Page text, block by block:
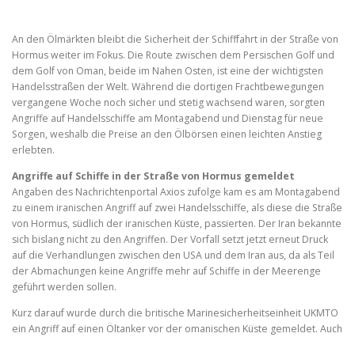
An den Ölmärkten bleibt die Sicherheit der Schifffahrt in der Straße von
Hormus weiter im Fokus. Die Route zwischen dem Persischen Golf und
dem Golf von Oman, beide im Nahen Osten, ist eine der wichtigsten
Handelsstraßen der Welt. Während die dortigen Frachtbewegungen
vergangene Woche noch sicher und stetig wachsend waren, sorgten
Angriffe auf Handelsschiffe am Montagabend und Dienstag für neue
Sorgen, weshalb die Preise an den Ölbörsen einen leichten Anstieg
erlebten.
Angriffe auf Schiffe in der Straße von Hormus gemeldet
Angaben des Nachrichtenportal Axios zufolge kam es am Montagabend
zu einem iranischen Angriff auf zwei Handelsschiffe, als diese die Straße
von Hormus, südlich der iranischen Küste, passierten. Der Iran bekannte
sich bislang nicht zu den Angriffen. Der Vorfall setzt jetzt erneut Druck
auf die Verhandlungen zwischen den USA und dem Iran aus, da als Teil
der Abmachungen keine Angriffe mehr auf Schiffe in der Meerenge
geführt werden sollen.
Kurz darauf wurde durch die britische Marinesicherheitseinheit UKMTO
ein Angriff auf einen Öltanker vor der omanischen Küste gemeldet. Auch